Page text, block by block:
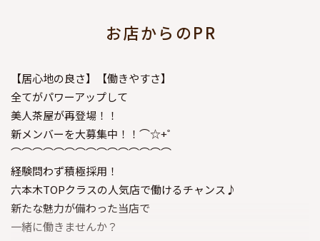
お店からのPR
【居心地の良さ】【働きやすさ】
全てがパワーアップして
美人茶屋が再登場！！
新メンバーを大募集中！！⌒☆+゜
⌒⌒⌒⌒⌒⌒⌒⌒⌒⌒⌒⌒⌒⌒⌒
経験問わず積極採用！
六本木TOPクラスの人気店で働けるチャンス♪
新たな魅力が備わった当店で
一緒に働きませんか？